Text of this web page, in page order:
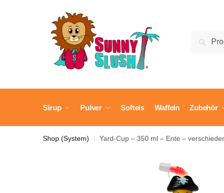
Sirup Pulver Softeis Waffeln Zubehör
Shop (System) | Yard-Cup – 350 ml – Ente –